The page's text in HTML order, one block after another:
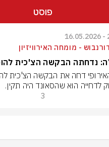
פוסט
- מומחה האירוויזיון
נדחתה הבקשה הצ'כית
לדחייה הוא שהסאונד היה תקין.
3